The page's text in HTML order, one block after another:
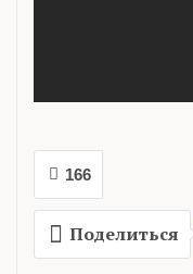
166
Поделиться